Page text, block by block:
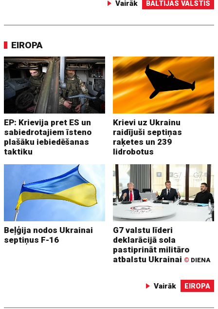
Vairāk BALTIJAS VALSTIS
EIROPA
EP: Krievija pret ES un
sabiedrotajiem īsteno
plašāku iebiedēšanas
taktiku
Krievi uz Ukrainu
raidījuši septiņas
raķetes un 239
lidrobotus
Beļģija nodos Ukrainai
septiņus F-16
G7 valstu līderi
deklarācijā sola
pastiprināt militāro
atbalstu Ukrainai © DIENA
Vairāk EIROPA